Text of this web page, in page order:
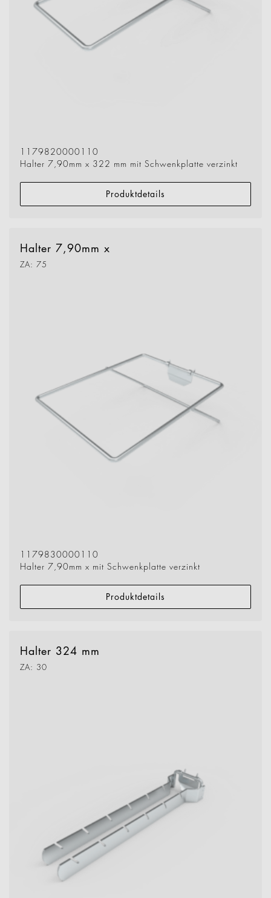
1179820000110
Halter 7,90mm x 322 mm mit Schwenkplatte verzinkt
Produktdetails
Halter 7,90mm x
ZA: 75
1179830000110
Halter 7,90mm x mit Schwenkplatte verzinkt
Produktdetails
Halter 324 mm
ZA: 30